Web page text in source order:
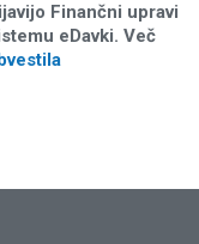
Finančni upravi
eDavki. Več